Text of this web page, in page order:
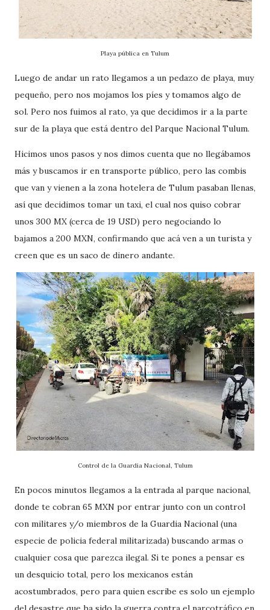
Playa pública en Tulum
Luego de andar un rato llegamos a un pedazo de playa, muy
pequeño, pero nos mojamos los píes y tomamos algo de
sol. Pero nos fuimos al rato, ya que decidimos ir a la parte
sur de la playa que está dentro del Parque Nacional Tulum.
Hicimos unos pasos y nos dimos cuenta que no llegábamos
más y buscamos ir en transporte público, pero las combis
que van y vienen a la zona hotelera de Tulum pasaban llenas,
así que decidimos tomar un taxi, el cual nos quiso cobrar
unos 300 MX (cerca de 19 USD) pero negociando lo
bajamos a 200 MXN, confirmando que acá ven a un turista y
creen que es un saco de dinero andante.
Control de la Guardia Nacional, Tulum
En pocos minutos llegamos a la entrada al parque nacional,
donde te cobran 65 MXN por entrar junto con un control
con militares y/o miembros de la Guardia Nacional (una
especie de policia federal militarizada) buscando armas o
cualquier cosa que parezca ilegal. Si te pones a pensar es
un desquicio total, pero los mexicanos están
acostumbrados, pero para quien escribe es solo un ejemplo